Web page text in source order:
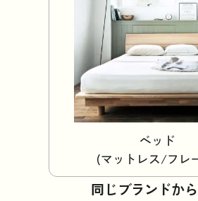
ベッド
(マットレス/フレ
同じブランドか